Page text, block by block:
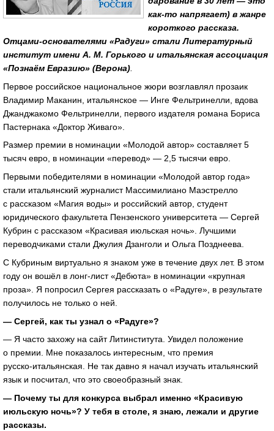
как-то напрягает) в жанре
короткого рассказа.
Отцами-основателями «Радуги» стали Литературный
институт имени А. М. Горького и итальянская ассоциация
«Познаём Евразию» (Верона)
Первое российское национальное жюри возглавлял прозаик
Владимир Маканин, итальянское — Инге Фельтринелли, вдова
Джанджакомо Фельтринелли, первого издателя романа Бориса
Пастернака «Доктор Живаго».
Размер премии в номинации «Молодой автор» составляет 5
тысяч евро, в номинации «перевод» — 2,5 тысячи евро.
Первыми победителями в номинации «Молодой автор года»
стали итальянский журналист Массимилиано Маэстрелло
с рассказом «Магия воды» и российский автор, студент
юридического факультета Пензенского университета — Сергей
Кубрин с рассказом «Красивая июльская ночь». Лучшими
переводчиками стали Джулия Дзанголи и Ольга Позднеева.
С Кубриным виртуально я знаком уже в течение двух лет. В этом
году он вошёл в лонг-лист«Дебюта» в номинации «крупная
проза». Я попросил Сергея рассказать о «Радуге», в результате
получилось не только о ней.
— Сергей, как ты узнал о «Радуге»?
— Я часто захожу на сайт Литинститута. Увидел положение
о премии. Мне показалось интересным, что премия
русско-итальянская. Не так давно я начал изучать итальянский
язык и посчитал, что это своеобразный знак.
— Почему ты для конкурса выбрал именно «Красивую
июльскую ночь»? У тебя в столе, я знаю, лежали и другие
рассказы.